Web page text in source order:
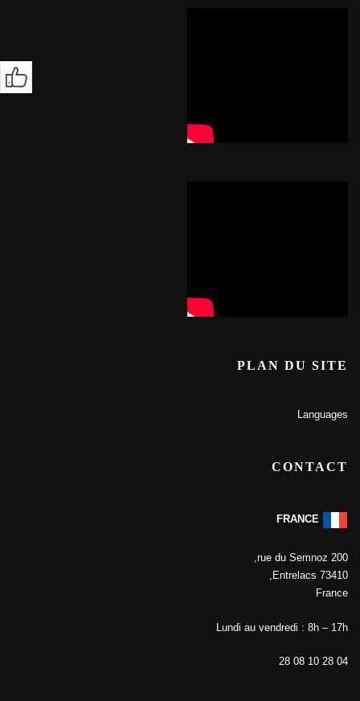
PLAN DU SITE
Languages
CONTACT
FRANCE
200 rue du Semnoz,
73410 Entrelacs,
France
Lundi au vendredi : 8h – 17h
04 28 10 08 28